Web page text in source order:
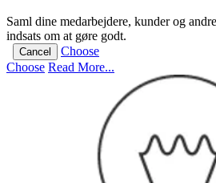
Saml dine medarbejdere, kunder og
indsats om at gøre godt.
Cancel
Choose
Choose Read More...